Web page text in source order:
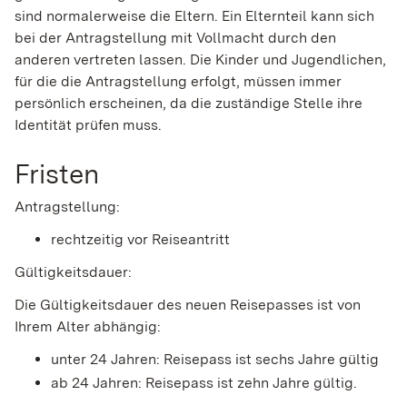
sind normalerweise die Eltern. Ein Elternteil kann sich
bei der Antragstellung mit Vollmacht durch den
anderen vertreten lassen. Die Kinder und Jugendlichen,
für die die Antragstellung erfolgt, müssen immer
persönlich erscheinen, da die zuständige Stelle ihre
Identität prüfen muss.
Fristen
Antragstellung:
rechtzeitig vor Reiseantritt
Gültigkeitsdauer:
Die Gültigkeitsdauer des neuen Reisepasses ist von
Ihrem Alter abhängig:
unter 24 Jahren: Reisepass ist sechs Jahre gültig
ab 24 Jahren: Reisepass ist zehn Jahre gültig.